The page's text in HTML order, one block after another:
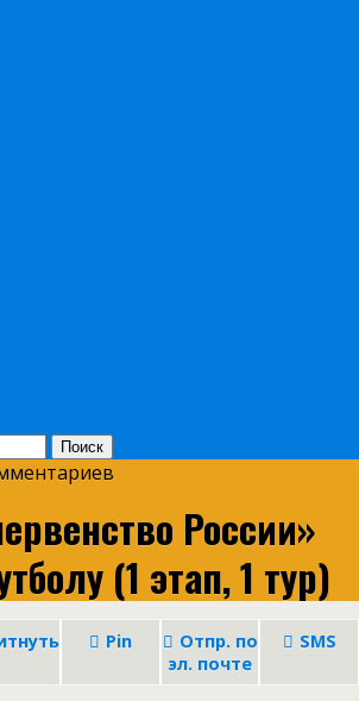
России»
(1 этап, 1 тур)
Pin
Отпр. по
эл. почте
SMS